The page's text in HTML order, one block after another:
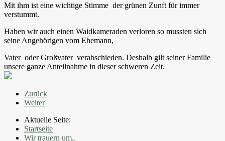
Mit ihm ist eine wichtige Stimme der grünen Zunft für immer
verstummt.
Haben wir auch einen Waidkameraden verloren so mussten sich
seine Angehörigen vom Ehemann,
Vater oder Großvater verabschieden. Deshalb gilt seiner Familie
unsere ganze Anteilnahme in dieser schweren Zeit.
Zurück
Weiter
Aktuelle Seite:
Startseite
Wir trauern um..